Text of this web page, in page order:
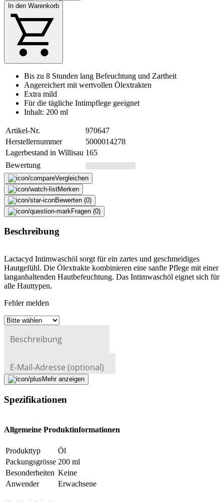
In den Warenkorb
Bis zu 8 Stunden lang Befeuchtung und Zartheit
Angereichert mit wertvollen Ölextrakten
Extra mild
Für die tägliche Intimpflege geeignet
Inhalt: 200 ml
Artikel-Nr.
970647
Herstellernummer
5000014278
Lagerbestand in Willisau 165
Bewertung
Vergleichen
Merken
Bewerten (0)
Fragen (0)
Beschreibung
Lactacyd Intimwaschöl sorgt für ein zartes und geschmeidiges
Hautgefühl. Die Ölextrakte kombinieren eine sanfte Pflege mit einer
langanhaltenden Hautbefeuchtung. Das Intimwaschöl eignet sich für
alle Hauttypen.
Fehler melden
Beschreibung
E-Mail-Adresse (optional)
Formular schliessen
Falsche Daten melden
Mehr anzeigen
Spezifikationen
Allgemeine Produktinformationen
Produkttyp
Öl
Packungsgrösse 200 ml
Besonderheiten Keine
Anwender
Erwachsene